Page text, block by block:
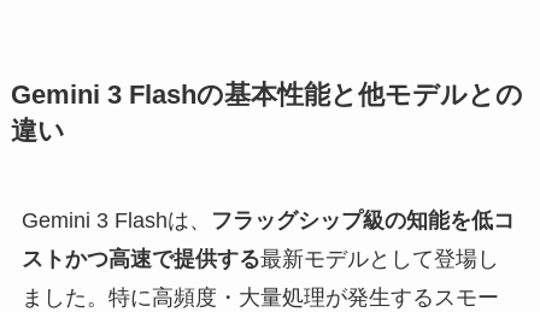
Gemini 3 Flashの基本性能と他モデルとの
違い
Gemini 3 Flashは、
フラッグシップ級の知能を低コ
ストかつ高速で提供する最新モデルとして登場し
ました。特に高頻度・大量処理が発生するスモー